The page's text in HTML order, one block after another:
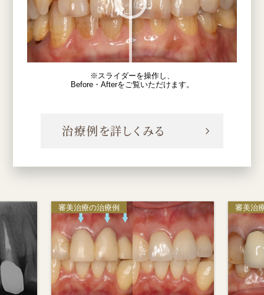
※スライダーを操作し、
Before・Afterをご覧いただけます。
治療例を詳しくみる
審美治療の治療例 審美治療